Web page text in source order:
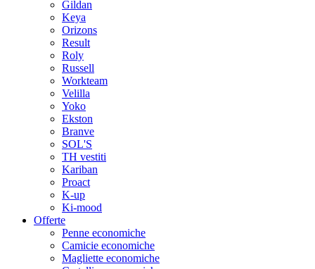
Gildan
Keya
Orizons
Result
Roly
Russell
Workteam
Velilla
Yoko
Ekston
Branve
SOL'S
TH vestiti
Kariban
Proact
K-up
Ki-mood
Offerte
Penne economiche
Camicie economiche
Magliette economiche